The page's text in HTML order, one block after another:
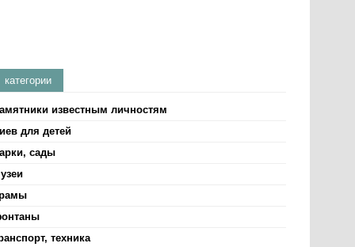
категории
известным личностям
для детей
сады
техника